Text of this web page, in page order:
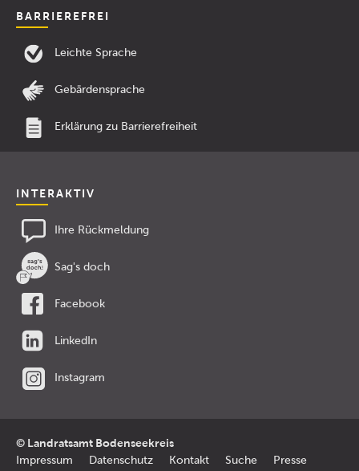
BARRIEREFREI
Leichte Sprache
Gebärdensprache
Erklärung zu Barrierefreiheit
INTERAKTIV
Ihre Rückmeldung
Sag's doch
Facebook
LinkedIn
Instagram
© Landratsamt Bodenseekreis
Impressum Datenschutz Kontakt Suche Presse